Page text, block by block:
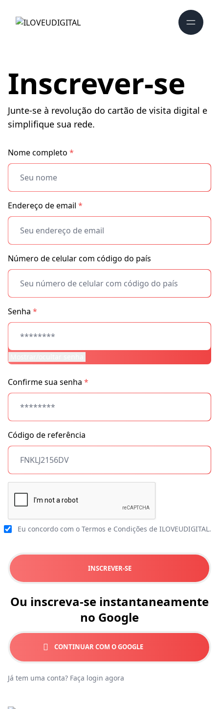
Inscrever-se
Junte-se à revolução do cartão de visita digital e
simplifique sua rede.
Nome completo *
Endereço de email *
Número de celular com código do país
Senha *
Confirme sua senha *
Código de referência
Eu concordo com o Termos e Condições de ILOVEUDIGITAL.
INSCREVER-SE
Ou inscreva-se instantaneamente
no Google
CONTINUAR COM O GOOGLE
Já tem uma conta? Faça login agora